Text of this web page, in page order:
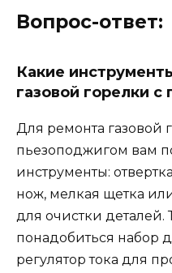
Вопрос-ответ:
Какие
газовой горелки
Для ремонта газовой
пьезоподжигом вам
инструменты:
нож, мелкая щетка
для очистки деталей.
понадобиться набор
регулятор тока для